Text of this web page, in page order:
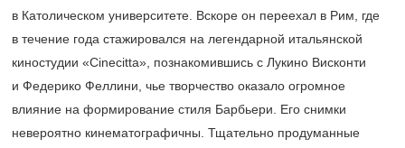
в Католическом университете. Вскоре он переехал в Рим, где
в течение года стажировался на легендарной итальянской
киностудии «Cinecitta», познакомившись с Лукино Висконти
и Федерико Феллини, чье творчество оказало огромное
влияние на формирование стиля Барбьери. Его снимки
невероятно кинематографичны. Тщательно продуманные